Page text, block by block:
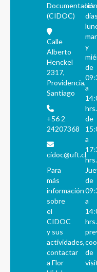
Documentación
(CIDOC)
Calle
Alberto
Henckel
2317,
Providencia,
Santiago
+56 2
24207368
cidoc@uft.cl
Para
más
información
sobre
el
CIDOC
y sus
actividades,
contactar
a Flor
los
días
y
de
a
de
a
hrs.
de
a
de